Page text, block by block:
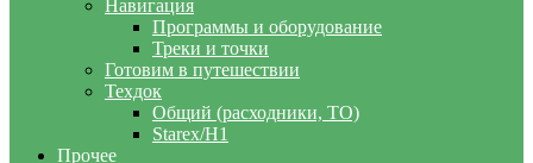
Навигация
Программы и оборудование
Треки и точки
Готовим в путешествии
Техдок
Общий (расходники, ТО)
Starex/H1
Прочее